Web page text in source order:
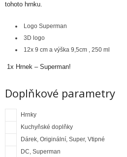
tohoto hrnku.
Logo Superman
3D logo
12x 9 cm a výška 9,5cm , 250 ml
1x Hrnek – Superman!
Doplňkové parametry
Hrnky
Kuchyňské doplňky
Dárek, Originální, Super, Vtipné
DC, Superman